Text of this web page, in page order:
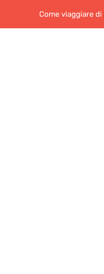
Come viaggiare